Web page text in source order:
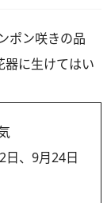
ポン咲きの品
器に生けてはい
日、9月24日